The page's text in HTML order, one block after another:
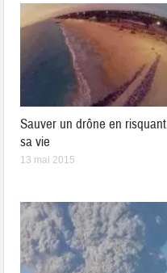
Sauver un drône en risquant
sa vie
13 mai 2015